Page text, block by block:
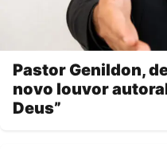
Pastor Genildon,
novo louvor
Deus”